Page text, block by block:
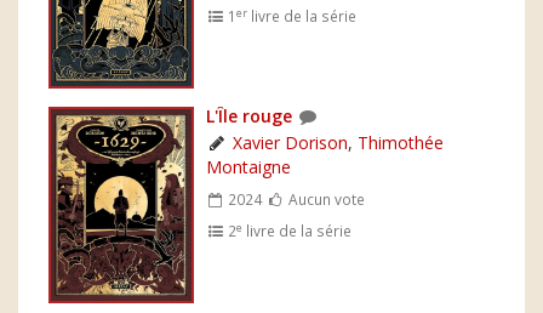
1er livre de la série
L'Île rouge
Xavier Dorison, Thimothée
Montaigne
2024
Aucun vote
2e livre de la série